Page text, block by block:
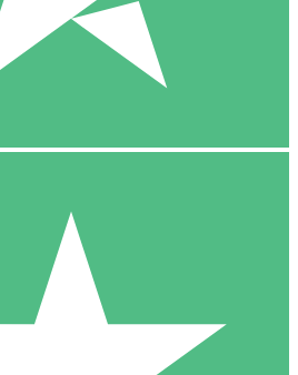
10 00
10 Nedladdningar
20 00